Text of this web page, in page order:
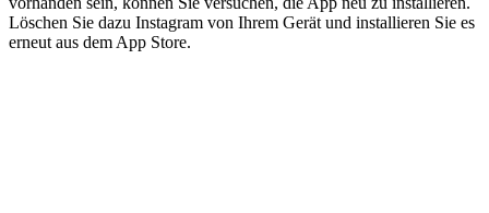
Löschen Sie dazu Instagram von Ihrem Gerät und installieren Sie es
erneut aus dem App Store.